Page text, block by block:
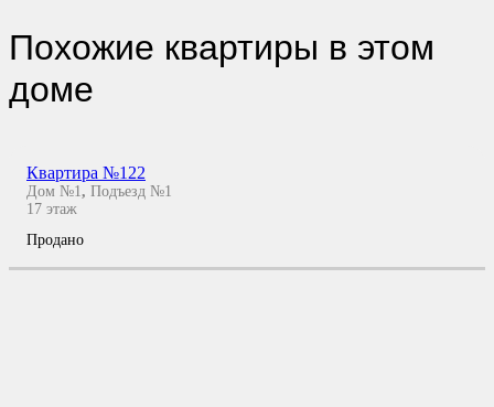
Похожие квартиры в этом
доме
Квартира №122
Дом №1, Подъезд №1
17 этаж
Продано